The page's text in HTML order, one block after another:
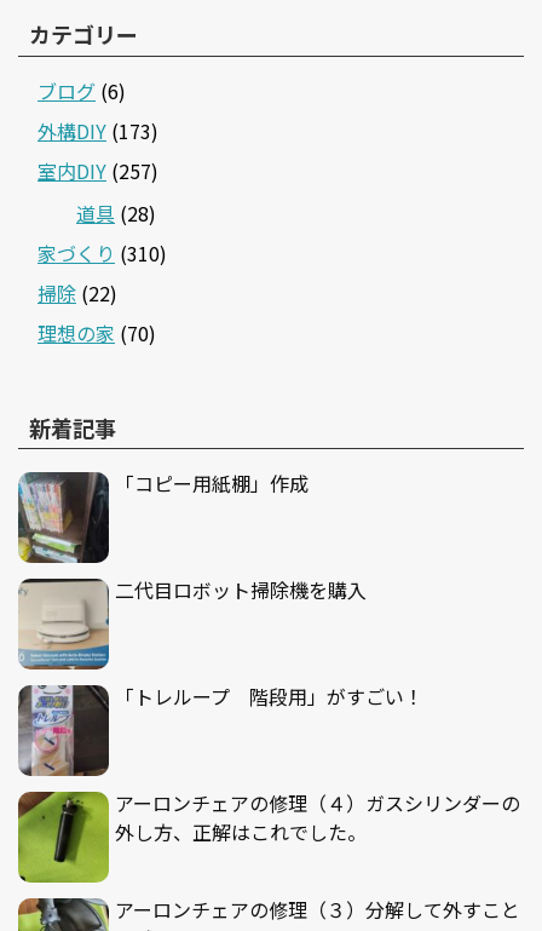
カテゴリー
ブログ (6)
外構DIY (173)
室内DIY (257)
道具 (28)
家づくり (310)
掃除 (22)
理想の家 (70)
新着記事
「コピー用紙棚」作成
二代目ロボット掃除機を購入
「トレループ 階段用」がすごい！
アーロンチェアの修理（４）ガスシリンダーの
外し方、正解はこれでした。
アーロンチェアの修理（３）分解して外すこと